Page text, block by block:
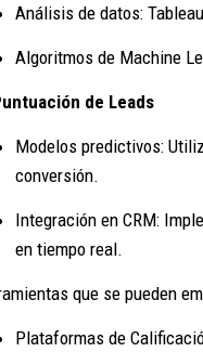
Análisis de datos:
Algoritmos de Machine
de Leads
Modelos predictivos:
conversión.
Integración en CRM:
en tiempo real.
que se pueden
Plataformas de